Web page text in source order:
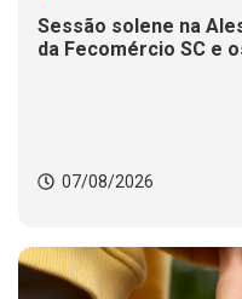
Sessão solene na
da Fecomércio SC e
07/08/2026